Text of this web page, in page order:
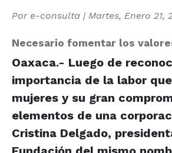
Por e-consulta | Martes, Enero 21,
Necesario fomentar los
Oaxaca.- Luego de
importancia de la labor
mujeres y su gran
elementos de una
Cristina Delgado,